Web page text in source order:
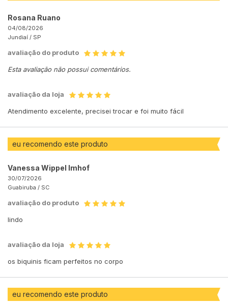
Rosana Ruano
04/08/2026
Jundiaí / SP
avaliação do produto
Esta avaliação não possui comentários.
avaliação da loja
Atendimento excelente, precisei trocar e foi muito fácil
eu recomendo este produto
Vanessa Wippel Imhof
30/07/2026
Guabiruba / SC
avaliação do produto
lindo
avaliação da loja
os biquinis ficam perfeitos no corpo
eu recomendo este produto